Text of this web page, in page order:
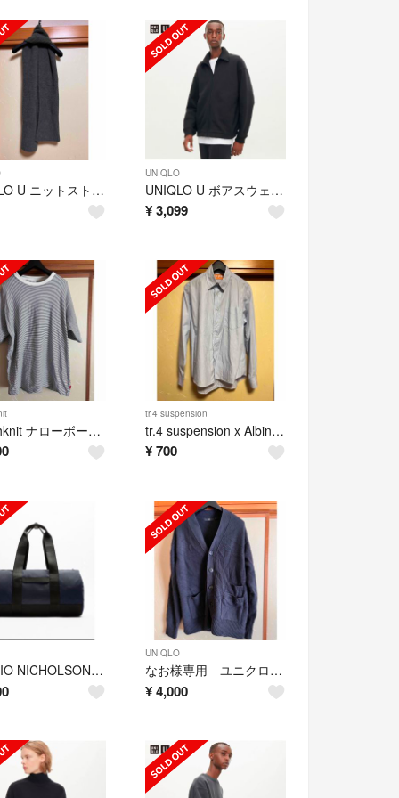
UNIQLO U ニットストール 08 ダークグレー
UNIQLO
UNIQLO U ボアスウェットトラックジャケット黒L
¥3,099
Healthknit ナローボーダー クルーネック Tシャツ 長袖半袖２枚セット
tr.4 suspension
tr.4 suspension x Albini シャツ
¥700
STUDIO NICHOLSON + ZARA ボーリングバッグ
UNIQLO
なお様専用 ユニクロ +J カーディガン、ウールブレンドタックパンツ２本セット
¥4,000